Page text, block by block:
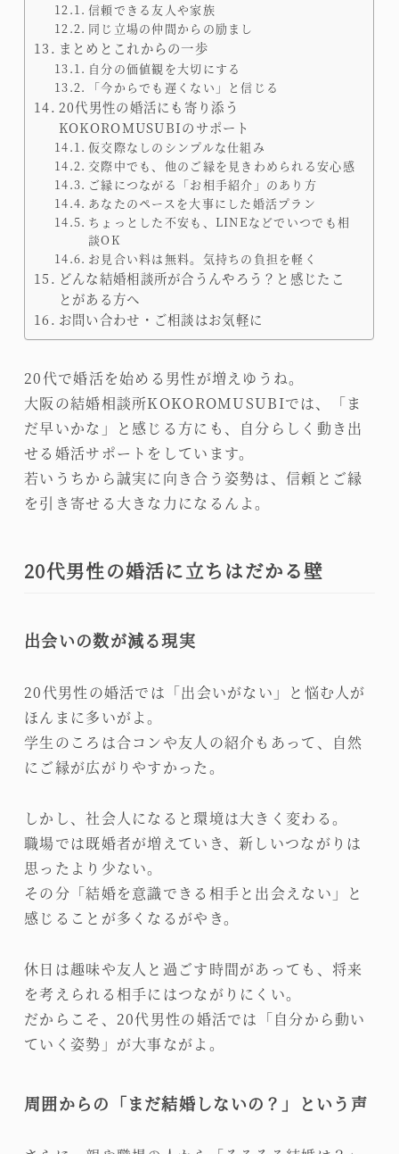
信頼できる友人や家族
同じ立場の仲間からの励まし
まとめとこれからの一歩
自分の価値観を大切にする
「今からでも遅くない」と信じる
20代男性の婚活にも寄り添う
KOKOROMUSUBIのサポート
仮交際なしのシンプルな仕組み
交際中でも、他のご縁を見きわめられる安心感
ご縁につながる「お相手紹介」のあり方
あなたのペースを大事にした婚活プラン
ちょっとした不安も、LINEなどでいつでも相
談OK
お見合い料は無料。気持ちの負担を軽く
どんな結婚相談所が合うんやろう？と感じたこ
とがある方へ
お問い合わせ・ご相談はお気軽に
20代で婚活を始める男性が増えゆうね。
大阪の結婚相談所KOKOROMUSUBIでは、「ま
だ早いかな」と感じる方にも、自分らしく動き出
せる婚活サポートをしています。
若いうちから誠実に向き合う姿勢は、信頼とご縁
を引き寄せる大きな力になるんよ。
20代男性の婚活に立ちはだかる壁
出会いの数が減る現実
20代男性の婚活では「出会いがない」と悩む人が
ほんまに多いがよ。
学生のころは合コンや友人の紹介もあって、自然
にご縁が広がりやすかった。
しかし、社会人になると環境は大きく変わる。
職場では既婚者が増えていき、新しいつながりは
思ったより少ない。
その分「結婚を意識できる相手と出会えない」と
感じることが多くなるがやき。
休日は趣味や友人と過ごす時間があっても、将来
を考えられる相手にはつながりにくい。
だからこそ、20代男性の婚活では「自分から動い
ていく姿勢」が大事ながよ。
周囲からの「まだ結婚しないの？」という声